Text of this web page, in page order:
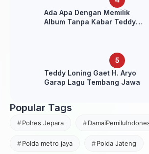
Ada Apa Dengan Memilik
Album Tanpa Kabar Teddy
Teddy Loning Gaet H. Aryo
Garap Lagu Tembang Jawa
Popular Tags
Polres Jepara
Polda metro jaya Polda Jateng